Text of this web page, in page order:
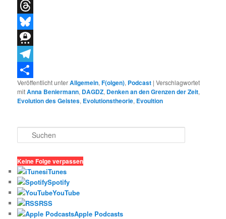
X
Threads
Bluesky
Threema
Telegram
Teilen
Veröffentlicht unterAllgemein,F(olgen), Podcast |Verschlagwortet
mitAnna Beniermann, DAGDZ, Denken an den Grenzen der Zeit,
Evolution des Geistes, Evolutionstheorie, Evoultion
u
h
e
n
Keine Folge verpassen
iTunes
Spotify
YouTube
RSS
Apple Podcasts